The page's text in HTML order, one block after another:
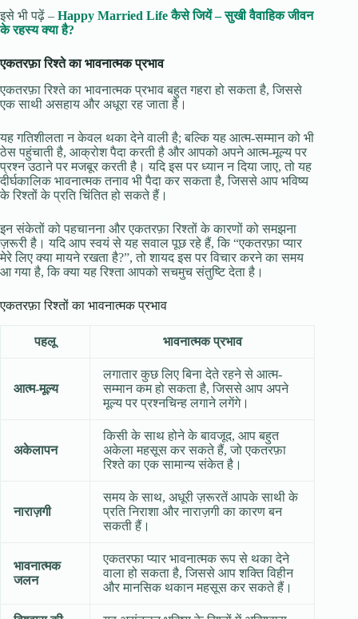
इसे भी पढ़ें – Happy Married Life कैसे जियें – सुखी वैवाहिक जीवन
के रहस्य क्या है?
एकतरफ़ा रिश्ते का भावनात्मक प्रभाव
एकतरफ़ा रिश्ते का भावनात्मक प्रभाव बहुत गहरा हो सकता है, जिससे
एक साथी असहाय और अधूरा रह जाता है।
यह गतिशीलता न केवल थका देने वाली है; बल्कि यह आत्म-सम्मान को भी
ठेस पहुंचाती है, आक्रोश पैदा करती है और आपको अपने आत्म-मूल्य पर
प्रश्न उठाने पर मजबूर करती है। यदि इस पर ध्यान न दिया जाए, तो यह
दीर्घकालिक भावनात्मक तनाव भी पैदा कर सकता है, जिससे आप भविष्य
के रिश्तों के प्रति चिंतित हो सकते हैं।
इन संकेतों को पहचानना और एकतरफ़ा रिश्तों के कारणों को समझना
ज़रूरी है। यदि आप स्वयं से यह सवाल पूछ रहे हैं, कि “एकतरफ़ा प्यार
मेरे लिए क्या मायने रखता है?”, तो शायद इस पर विचार करने का समय
आ गया है, कि क्या यह रिश्ता आपको सचमुच संतुष्टि देता है।
एकतरफ़ा रिश्तों का भावनात्मक प्रभाव
पहलू भावनात्मक प्रभाव
आत्म-मूल्य
लगातार कुछ लिए बिना देते रहने से आत्म-
सम्मान कम हो सकता है, जिससे आप अपने
मूल्य पर प्रश्नचिन्ह लगाने लगेंगे।
अकेलापन
किसी के साथ होने के बावजूद, आप बहुत
अकेला महसूस कर सकते हैं, जो एकतरफ़ा
रिश्ते का एक सामान्य संकेत है।
नाराज़गी
समय के साथ, अधूरी ज़रूरतें आपके साथी के
प्रति निराशा और नाराज़गी का कारण बन
सकती हैं।
भावनात्मक
जलन
एकतरफा प्यार भावनात्मक रूप से थका देने
वाला हो सकता है, जिससे आप शक्ति विहीन
और मानसिक थकान महसूस कर सकते हैं।